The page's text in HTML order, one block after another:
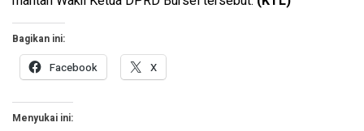
Bagikan ini:
Facebook X
Menyukai ini: